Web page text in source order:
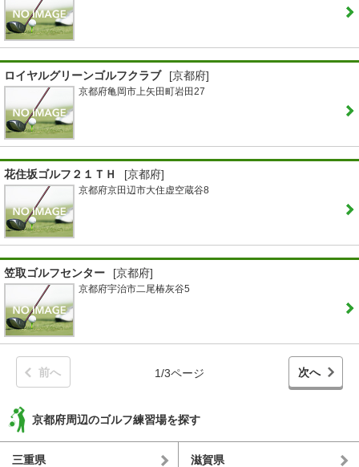
ロイヤルグリーンゴルフクラブ [京都府]
京都府亀岡市上矢田町岩田27
花住坂ゴルフ２１ＴＨ [京都府]
京都府京田辺市大住虚空蔵谷8
笠取ゴルフセンター [京都府]
京都府宇治市二尾椿灰谷5
前へ 1/3ページ 次へ
京都府周辺のゴルフ練習場を探す
三重県 滋賀県